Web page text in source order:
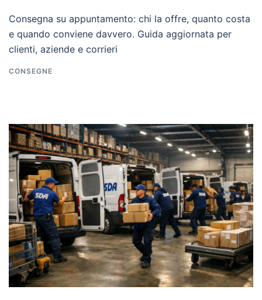
Consegna su appuntamento: chi la offre, quanto costa
e quando conviene davvero. Guida aggiornata per
clienti, aziende e corrieri
CONSEGNE